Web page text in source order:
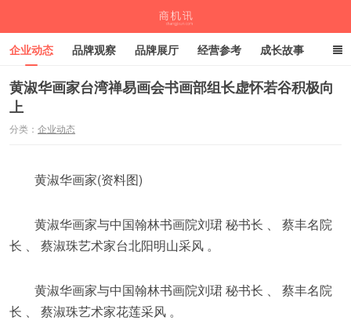
企业动态 品牌观察 品牌展厅 经营参考 成长故事
深度观察 伙伴计划
黄淑华画家台湾禅易画会书画部组长虚怀若谷积极向
上
分类： 企业动态
黄淑华画家(资料图)
黄淑华画家与中国翰林书画院刘珺 秘书长 、 蔡丰名院
长 、 蔡淑珠艺术家台北阳明山采风 。
黄淑华画家与中国翰林书画院刘珺 秘书长 、 蔡丰名院
长 、 蔡淑珠艺术家花莲采风 。